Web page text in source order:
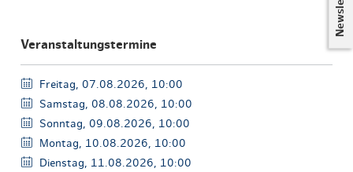
Veranstaltungstermine
Freitag, 07.08.2026, 10:00
Samstag, 08.08.2026, 10:00
Sonntag, 09.08.2026, 10:00
Montag, 10.08.2026, 10:00
Dienstag, 11.08.2026, 10:00